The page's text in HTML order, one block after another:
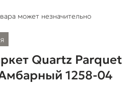
может незначительно
Quartz Parquet
1258-04